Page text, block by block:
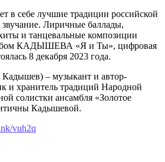
в себе лучшие традиции российской
Лиричные баллады,
и танцевальные композиции
КАДЫШЕВА «Я и Ты», цифровая
8 декабря 2023 года.
– музыкант и автор-
и хранитель традиций Народной
солистки ансамбля «Золотое
Кадышевой.
vuh2q